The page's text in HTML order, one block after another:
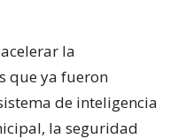
la
que ya fueron
de inteligencia
la seguridad